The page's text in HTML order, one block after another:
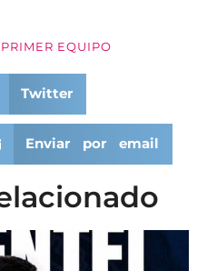
PRIMER EQUIPO
Twitter
Enviar por email